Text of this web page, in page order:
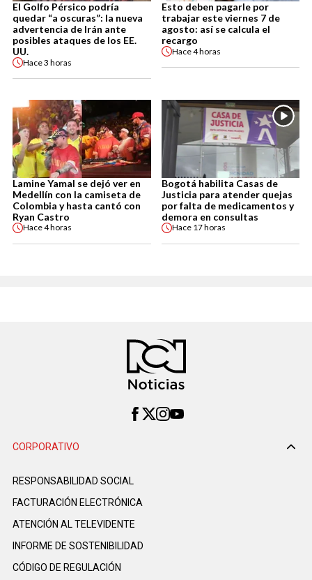
El Golfo Pérsico podría
quedar “a oscuras”: la nueva
advertencia de Irán ante
posibles ataques de los EE.
UU.
Hace3 horas
Esto deben pagarle por
trabajar este viernes 7 de
agosto: así se calcula el
recargo
Hace4 horas
Lamine Yamal se dejó ver en
Medellín con la camiseta de
Colombia y hasta cantó con
Ryan Castro
Hace4 horas
Bogotá habilita Casas de
Justicia para atender quejas
por falta de medicamentos y
demora en consultas
Hace 17 horas
CORPORATIVO
RESPONSABILIDAD SOCIAL
FACTURACIÓN ELECTRÓNICA
ATENCIÓN AL TELEVIDENTE
INFORME DE SOSTENIBILIDAD
CÓDIGO DE REGULACIÓN